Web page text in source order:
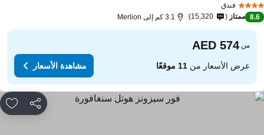
فندق
8.6 ممتاز 15,320 3.1 كم إلى Merlion
من
عرض الأسعار من11 موقعًا مشاهدة الأسعار
مشاركة